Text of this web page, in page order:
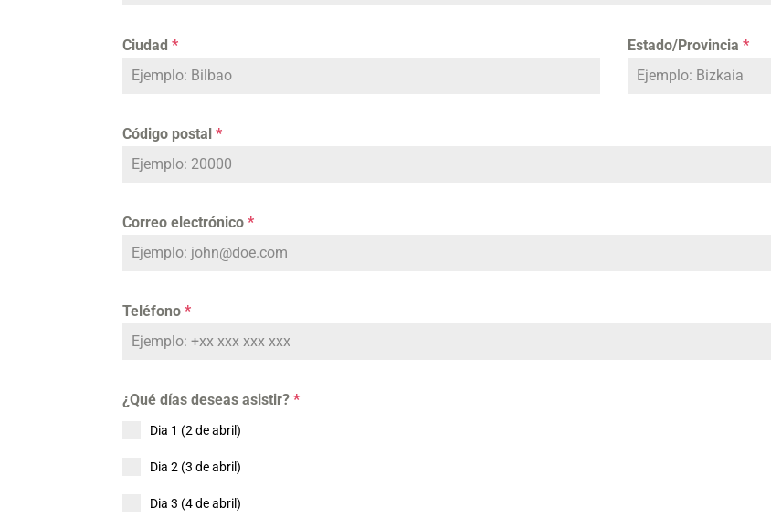
Ciudad * Estado/Provincia *
Código postal *
Correo electrónico *
Teléfono *
¿Qué días deseas asistir? *
Dia 1 (2 de abril)
Dia 2 (3 de abril)
Dia 3 (4 de abril)